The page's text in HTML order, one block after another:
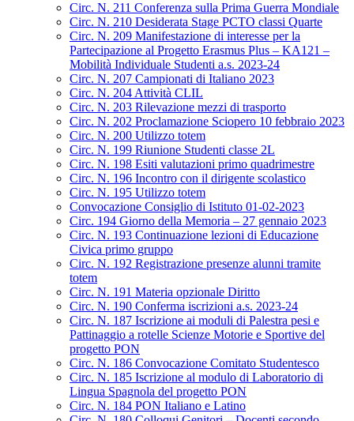
Circ. N. 211 Conferenza sulla Prima Guerra Mondiale
Circ. N. 210 Desiderata Stage PCTO classi Quarte
Circ. N. 209 Manifestazione di interesse per la
Partecipazione al Progetto Erasmus Plus – KA121 –
Mobilità Individuale Studenti a.s. 2023-24
Circ. N. 207 Campionati di Italiano 2023
Circ. N. 204 Attività CLIL
Circ. N. 203 Rilevazione mezzi di trasporto
Circ. N. 202 Proclamazione Sciopero 10 febbraio 2023
Circ. N. 200 Utilizzo totem
Circ. N. 199 Riunione Studenti classe 2L
Circ. N. 198 Esiti valutazioni primo quadrimestre
Circ. N. 196 Incontro con il dirigente scolastico
Circ. N. 195 Utilizzo totem
Convocazione Consiglio di Istituto 01-02-2023
Circ. 194 Giorno della Memoria – 27 gennaio 2023
Circ. N. 193 Continuazione lezioni di Educazione
Civica primo gruppo
Circ. N. 192 Registrazione presenze alunni tramite
totem
Circ. N. 191 Materia opzionale Diritto
Circ. N. 190 Conferma iscrizioni a.s. 2023-24
Circ. N. 187 Iscrizione ai moduli di Palestra pesi e
Pattinaggio a rotelle Scienze Motorie e Sportive del
progetto PON
Circ. N. 186 Convocazione Comitato Studentesco
Circ. N. 185 Iscrizione al modulo di Laboratorio di
Lingua Spagnola del progetto PON
Circ. N. 184 PON Italiano e Latino